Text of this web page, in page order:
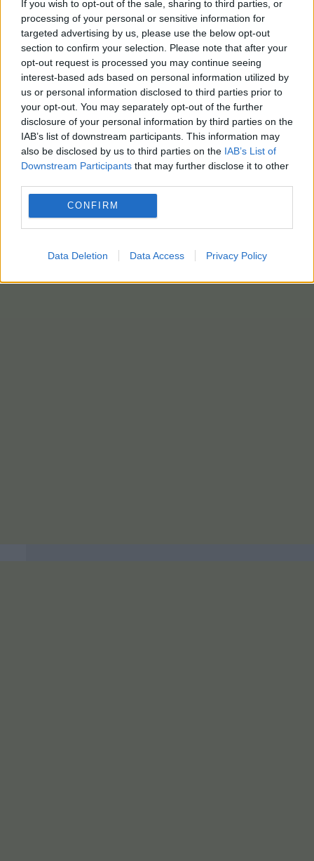
If you wish to opt-out of the sale, sharing to third parties, or
processing of your personal or sensitive information for
targeted advertising by us, please use the below opt-out
section to confirm your selection. Please note that after your
opt-out request is processed you may continue seeing
interest-based ads based on personal information utilized by
us or personal information disclosed to third parties prior to
your opt-out. You may separately opt-out of the further
disclosure of your personal information by third parties on the
IAB’s list of downstream participants. This information may
also be disclosed by us to third parties on the IAB’s List of
Downstream Participants that may further disclose it to other
CONFIRM
Data Deletion Data Access Privacy Policy